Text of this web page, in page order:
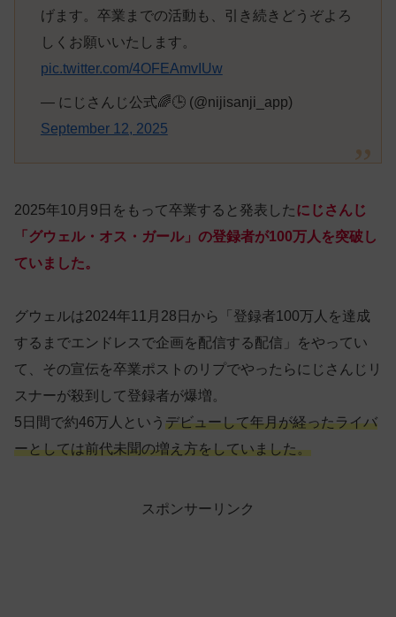
げます。卒業までの活動も、引き続きどうぞよろ
しくお願いいたします。
pic.twitter.com/4OFEAmvIUw
— にじさんじ公式🌈🕒 (@nijisanji_app)
September 12, 2025
2025年10月9日をもって卒業すると発表したにじさんじ
「グウェル・オス・ガール」の登録者が100万人を突破し
ていました。
グウェルは2024年11月28日から「登録者100万人を達成
するまでエンドレスで企画を配信する配信」をやってい
て、その宣伝を卒業ポストのリプでやったらにじさんじリ
スナーが殺到して登録者が爆増。
5日間で約46万人という デビューして年月が経ったライバ
ーとしては前代未聞の増え方をしていました。
スポンサーリンク